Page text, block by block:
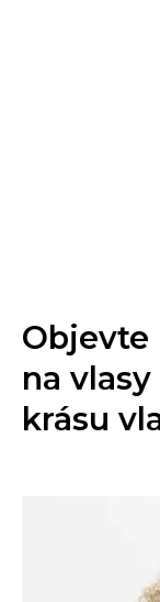
Objevte
na
krásu